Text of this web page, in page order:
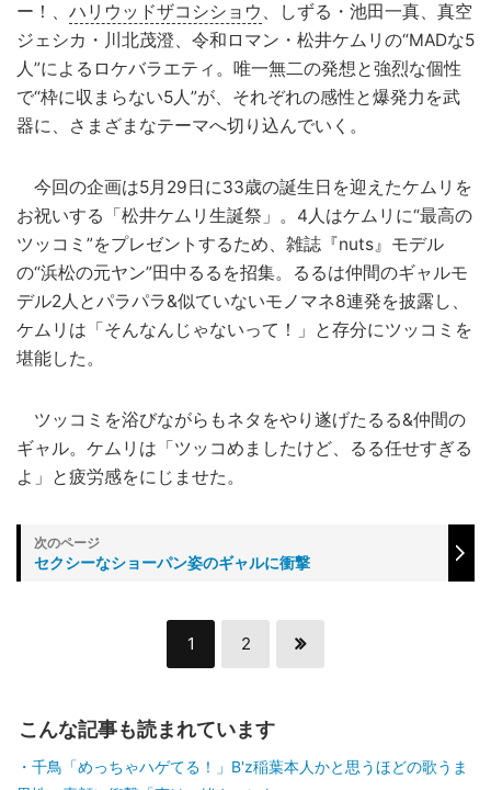
ー！、 ハリウッドザコシショウ 、しずる・池田一真、真空
ジェシカ・川北茂澄、令和ロマン・松井ケムリの“MADな5
人”によるロケバラエティ。唯一無二の発想と強烈な個性
で“枠に収まらない5人”が、それぞれの感性と爆発力を武
器に、さまざまなテーマへ切り込んでいく。
今回の企画は5月29日に33歳の誕生日を迎えたケムリを
お祝いする「松井ケムリ生誕祭」。4人はケムリに“最高の
ツッコミ”をプレゼントするため、雑誌『nuts』モデル
の“浜松の元ヤン”田中るるを招集。るるは仲間のギャルモ
デル2人とパラパラ&似ていないモノマネ8連発を披露し、
ケムリは「そんなんじゃないって！」と存分にツッコミを
堪能した。
ツッコミを浴びながらもネタをやり遂げたるる&仲間の
ギャル。ケムリは「ツッコめましたけど、るる任せすぎる
よ」と疲労感をにじませた。
セクシーなショーパン姿のギャルに衝撃
1 2
こんな記事も読まれています
千鳥「めっちゃハゲてる！」B'z稲葉本人かと思うほどの歌うま